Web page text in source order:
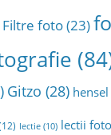
Filtre foto(23)
Gitzo (28) hensel
lectie (10) lectii